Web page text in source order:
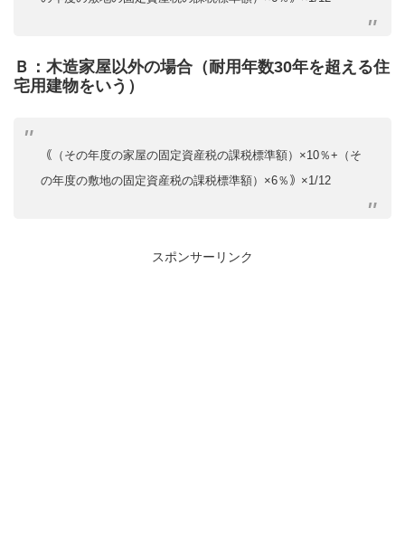
Ｂ：木造家屋以外の場合（耐用年数30年を超える住
宅用建物をいう）
｟（その年度の家屋の固定資産税の課税標準額）×10％+（そ
の年度の敷地の固定資産税の課税標準額）×6％｠×1/12
スポンサーリンク